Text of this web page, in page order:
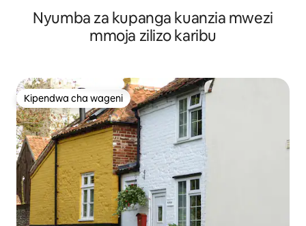
Nyumba za kupanga kuanzia mwezi
mmoja zilizo karibu
Kipendwa cha wageni
Kipendwa cha wageni